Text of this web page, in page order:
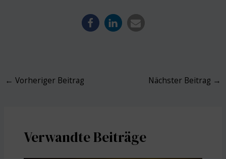
Post
← Vorheriger Beitrag Nächster Beitrag →
Verwandte Beiträge